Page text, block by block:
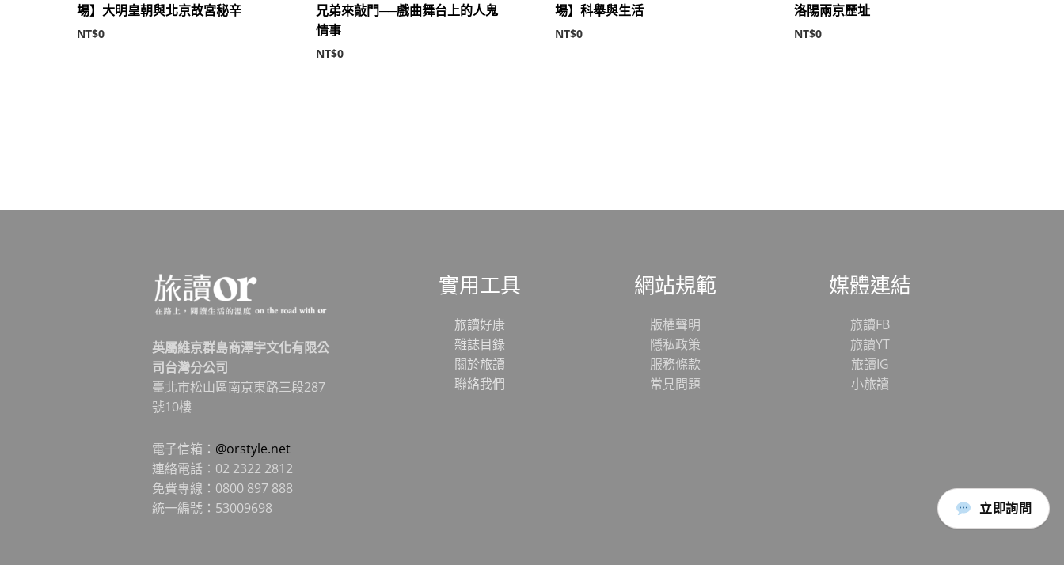
立即詢問
場】大明皇朝與北京故宮秘辛
NT$0
兄弟來敲門──戲曲舞台上的人鬼
情事
NT$0
場】科舉與生活
NT$0
洛陽兩京歷址
NT$0
英屬維京群島商澤宇文化有限公
司台灣分公司
臺北市松山區南京東路三段287
號10樓
電子信箱： @orstyle.net
連絡電話：02 2322 2812
免費專線：0800 897 888
統一編號：53009698
實用工具
旅讀好康
雜誌目錄
關於旅讀
聯絡我們
網站規範
版權聲明
隱私政策
服務條款
常見問題
媒體連結
旅讀FB
旅讀YT
旅讀IG
小旅讀